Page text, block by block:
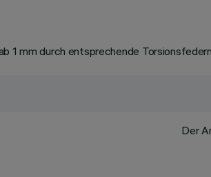
1 mm durch entsprechende
Der